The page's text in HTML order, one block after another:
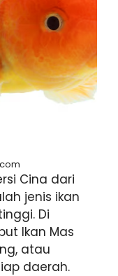
Cina dari
jenis ikan
Di
Ikan Mas
atau
daerah.